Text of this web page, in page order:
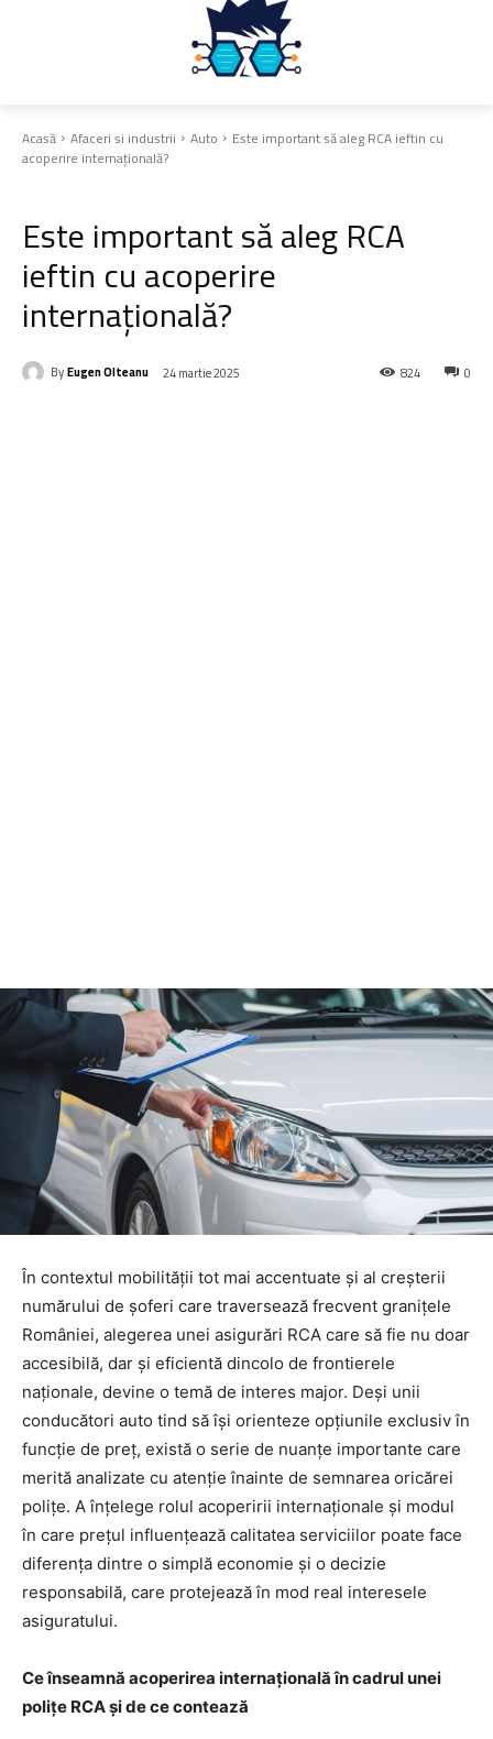
Acasă Afaceri si industrii Auto Este important să aleg RCA ieftin cu
acoperire internațională?
Este important să aleg RCA
ieftin cu acoperire
internațională?
ByEugen Olteanu 24 martie 2025 0
824
În contextul mobilității tot mai accentuate și al creșterii
numărului de șoferi care traversează frecvent granițele
României, alegerea unei asigurări RCA care să fie nu doar
accesibilă, dar și eficientă dincolo de frontierele
naționale, devine o temă de interes major. Deși unii
conducători auto tind să își orienteze opțiunile exclusiv în
funcție de preț, există o serie de nuanțe importante care
merită analizate cu atenție înainte de semnarea oricărei
polițe. A înțelege rolul acoperirii internaționale și modul
în care prețul influențează calitatea serviciilor poate face
diferența dintre o simplă economie și o decizie
responsabilă, care protejează în mod real interesele
asiguratului.
Ce înseamnă acoperirea internațională în cadrul unei
polițe RCA și de ce contează